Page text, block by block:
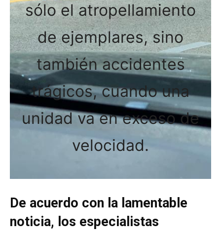
sólo el atropellamiento
de ejemplares, sino
también accidentes
trágicos, cuando una
unidad va en exceso de
velocidad.
De acuerdo con la lamentable
noticia, los especialistas